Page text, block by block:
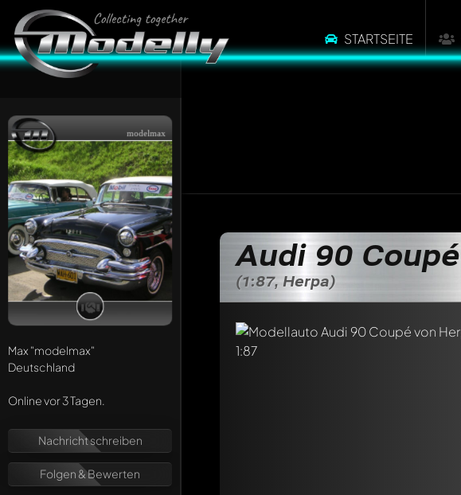
STARTSEITE
modelmax
Max "modelmax"
Deutschland
Online vor 3 Tagen.
Nachricht schreiben
Folgen & Bewerten
Audi 90 Coupé
(1:87, Herpa)
Jeder Kommentar kann von allen
Erwähne andere Modelly-Mitglieder